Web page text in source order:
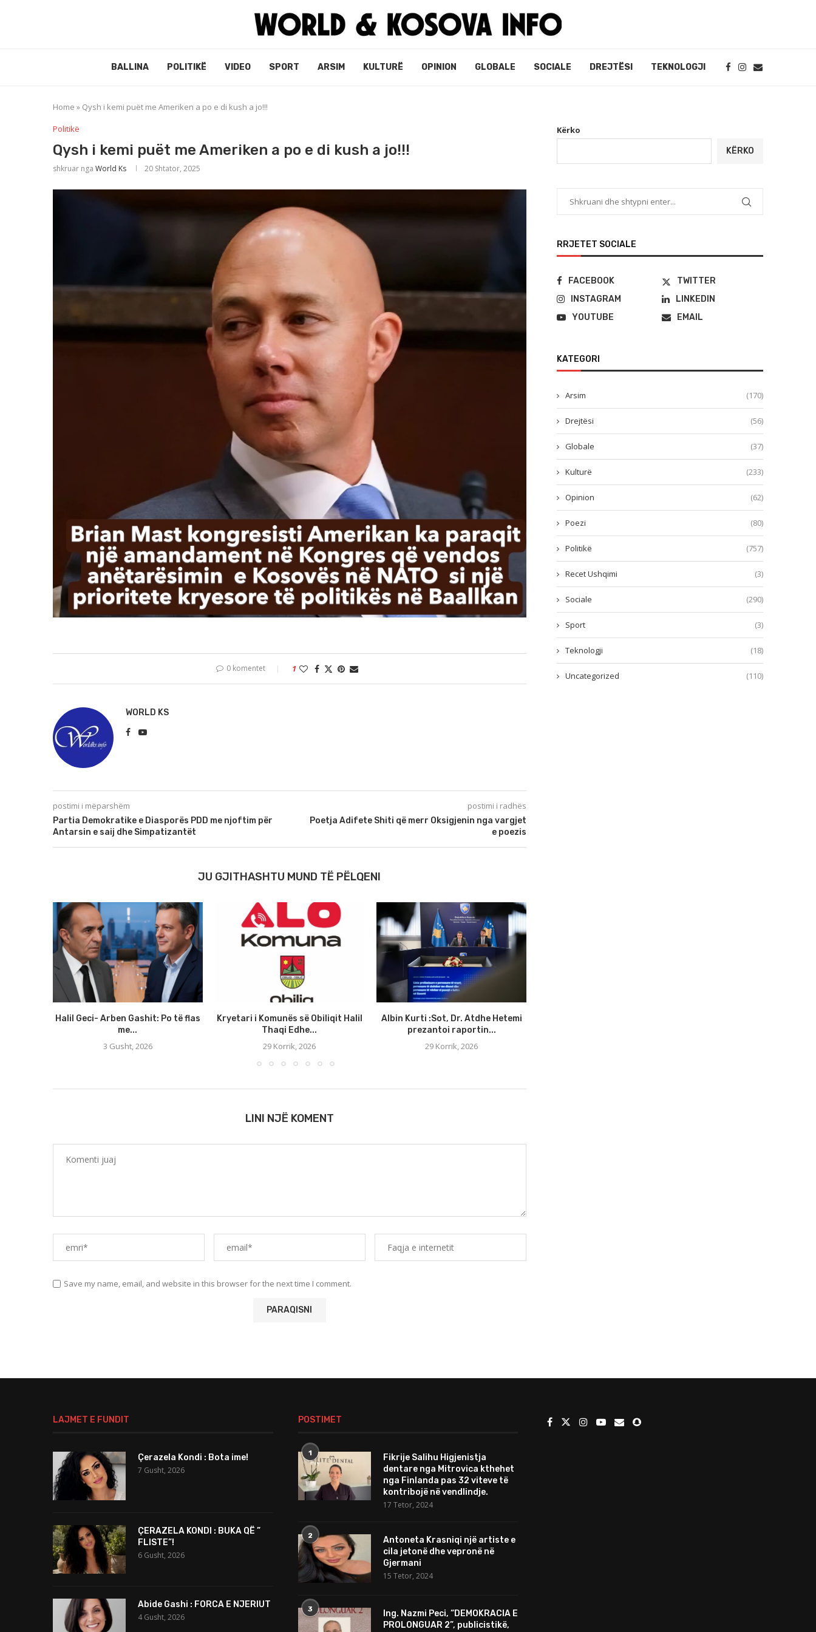
BALLINA POLITIKË VIDEO SPORT ARSIM KULTURË OPINION GLOBALE SOCIALE DREJTËSI TEKNOLOGJI
Home » Qysh i kemi puët me Ameriken a po e di kush a jo!!!
Politikë
Qysh i kemi puët me Ameriken a po e di kush a jo!!!
shkruar nga World Ks 20 Shtator, 2025
0 komentet 1
WORLD KS
postimi i mëparshëm
Partia Demokratike e Diasporës PDD me njoftim për
Antarsin e saij dhe Simpatizantët
postimi i radhës
Poetja Adifete Shiti që merr Oksigjenin nga vargjet
e poezis
JU GJITHASHTU MUND TË PËLQENI
Halil Geci- Arben Gashit: Po të flas
me...
3 Gusht, 2026
Kryetari i Komunës së Obiliqit Halil
Thaqi Edhe...
29 Korrik, 2026
Albin Kurti :Sot, Dr. Atdhe Hetemi
prezantoi raportin...
29 Korrik, 2026
LINI NJË KOMENT
Save my name, email, and website in this browser for the next time I comment.
Kërko
KËRKO
RRJETET SOCIALE
FACEBOOK
TWITTER
INSTAGRAM
LINKEDIN
YOUTUBE
EMAIL
KATEGORI
Arsim (170)
Drejtësi (56)
Globale (37)
Kulturë (233)
Opinion (62)
Poezi (80)
Politikë (757)
Recet Ushqimi (3)
Sociale (290)
Sport (3)
Teknologji (18)
Uncategorized (110)
LAJMET E FUNDIT
Çerazela Kondi : Bota ime!
7 Gusht, 2026
ÇERAZELA KONDI : BUKA QË ”
FLISTE”!
6 Gusht, 2026
Abide Gashi : FORCA E NJERIUT
4 Gusht, 2026
POSTIMET
1
Fikrije Salihu Higjenistja
dentare nga Mitrovica kthehet
nga Finlanda pas 32 viteve të
kontribojë në vendlindje.
17 Tetor, 2024
2
Antoneta Krasniqi një artiste e
cila jetonë dhe vepronë në
Gjermani
15 Tetor, 2024
3
Ing. Nazmi Peci, “DEMOKRACIA E
PROLONGUAR 2”, publicistikë,